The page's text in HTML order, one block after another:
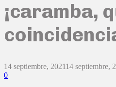
¡caramba,
14 septiembre, 202114 septiembre,
0